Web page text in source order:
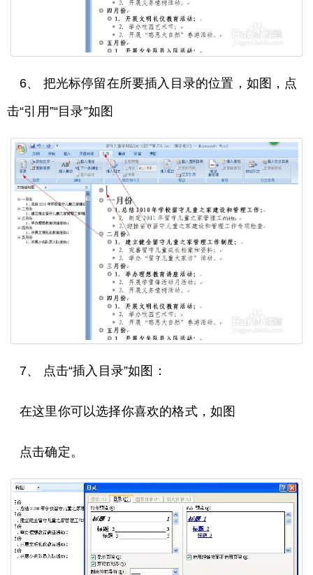
6、 把光标停留在所要插入目录的位置，如图，点
击“引用”“目录”如图
7、 点击“插入目录”如图：
在这里你可以选择你喜欢的格式，如图
点击确定。